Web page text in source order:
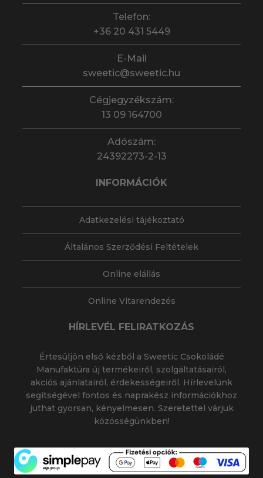
Telefon:
+36 20 431 5449
E-Mail
sweetic@sweetic.hu
Cégjegyzékszám:
13 09 164700
Adószám:
24392273-2-13
INFORMÁCIÓK
Adatkezelési tájékoztató
Általános Szerződési Feltételek
Online elállás
Online Vitarendezés
HÍRLEVÉL FELIRATKOZÁS
Értesüljön első kézből a Sweetic Csokoládé
Manufaktúra új termékeiről, szolgáltatásairól,
akciós ajánlatairól, érdekességeiről. Hírlevelünk
segítségével fontos és naprakész információkhoz
juthat gyorsan, kényelmesen. Szeretettel várjuk
közösségünkben!